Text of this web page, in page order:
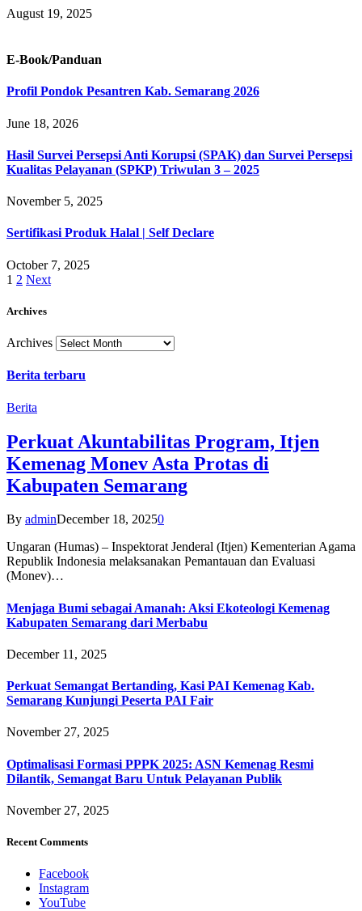
August 19, 2025
E-Book/Panduan
Profil Pondok Pesantren Kab. Semarang 2026
June 18, 2026
Hasil Survei Persepsi Anti Korupsi (SPAK) dan Survei Persepsi
Kualitas Pelayanan (SPKP) Triwulan 3 – 2025
November 5, 2025
Sertifikasi Produk Halal | Self Declare
October 7, 2025
1 2 Next
Archives
Archives
Berita terbaru
Berita
Perkuat Akuntabilitas Program, Itjen
Kemenag Monev Asta Protas di
Kabupaten Semarang
By adminDecember 18, 20250
Ungaran (Humas) – Inspektorat Jenderal (Itjen) Kementerian Agama
Republik Indonesia melaksanakan Pemantauan dan Evaluasi
(Monev)…
Menjaga Bumi sebagai Amanah: Aksi Ekoteologi Kemenag
Kabupaten Semarang dari Merbabu
December 11, 2025
Perkuat Semangat Bertanding, Kasi PAI Kemenag Kab.
Semarang Kunjungi Peserta PAI Fair
November 27, 2025
Optimalisasi Formasi PPPK 2025: ASN Kemenag Resmi
Dilantik, Semangat Baru Untuk Pelayanan Publik
November 27, 2025
Recent Comments
Facebook
Instagram
YouTube